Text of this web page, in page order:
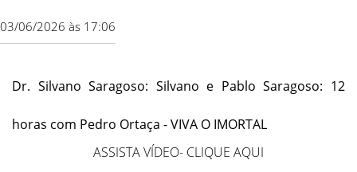
03/06/2026 às 17:06
Dr. Silvano Saragoso: Silvano e Pablo Saragoso: 12
horas com Pedro Ortaça - VIVA O IMORTAL
ASSISTA VÍDEO- CLIQUE AQUI